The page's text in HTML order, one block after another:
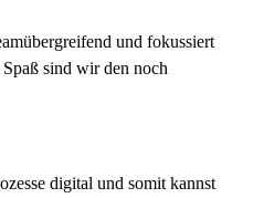
und fokussiert
sind wir den noch
digital und somit kannst